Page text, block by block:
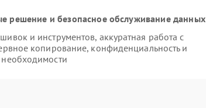
решение и безопасное обслуживание данных
и инструментов, аккуратная работа с
копирование, конфиденциальность и